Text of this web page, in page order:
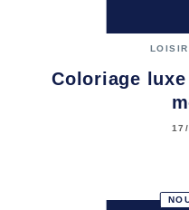
Coloriage